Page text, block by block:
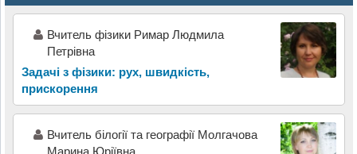
Вчитель фізики Римар Людмила
Петрівна
Задачі з фізики: рух, швидкість,
прискорення
Вчитель білогії та географії Молгачова